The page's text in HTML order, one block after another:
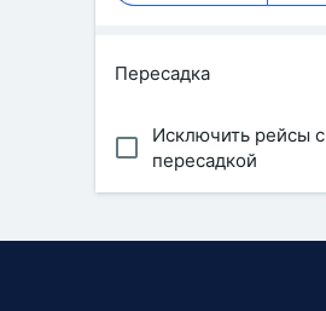
Пересадка
Исключить рейсы с
пересадкой